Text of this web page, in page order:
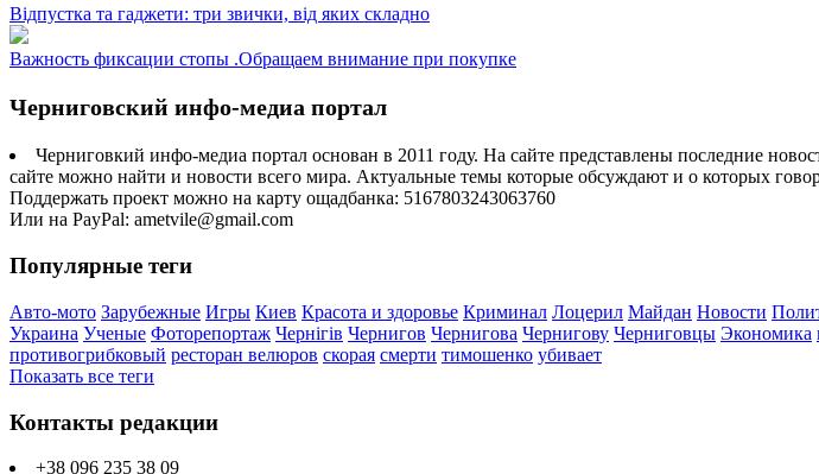
Відпустка та гаджети: три звички, від яких складно
Важность фиксации стопы .Обращаем внимание при покупке
Черниговский инфо-медиа портал
Черниговкий инфо-медиа портал основан в 2011 году. На сайте представлены последние
сайте можно найти и новости всего мира. Актуальные темы которые обсуждают и о которых
Поддержать проект можно на карту ощадбанка: 5167803243063760
Или на PayPal: ametvile@gmail.com
Популярные теги
Авто-мото Зарубежные Игры Киев Красота и здоровье Криминал Лоцерил Майдан Новости
Украина Ученые Фоторепортаж Чернігів Чернигов Чернигова Чернигову Черниговцы Экономика
противогрибковый ресторан велюров скорая смерти тимошенко убивает
Показать все теги
Контакты редакции
+38 096 235 38 09